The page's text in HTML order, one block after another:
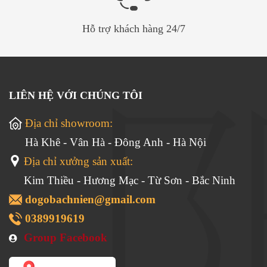
Hỗ trợ khách hàng 24/7
LIÊN HỆ VỚI CHÚNG TÔI
Địa chỉ showroom:
Hà Khê - Vân Hà - Đông Anh - Hà Nội
Địa chỉ xưởng sản xuất:
Kim Thiều - Hương Mạc - Từ Sơn - Bắc Ninh
dogobachnien@gmail.com
0389919619
Group Facebook